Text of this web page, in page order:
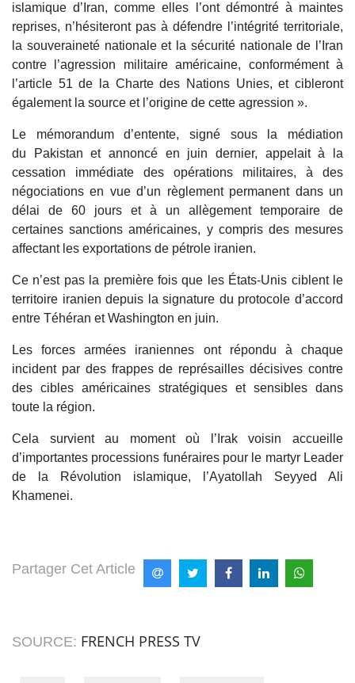
islamique d’Iran, comme elles l’ont démontré à maintes
reprises, n’hésiteront pas à défendre l’intégrité territoriale,
la souveraineté nationale et la sécurité nationale de l’Iran
contre l’agression militaire américaine, conformément à
l’article 51 de la Charte des Nations Unies, et cibleront
également la source et l’origine de cette agression ».
Le mémorandum d’entente, signé sous la médiation
du Pakistan et annoncé en juin dernier, appelait à la
cessation immédiate des opérations militaires, à des
négociations en vue d’un règlement permanent dans un
délai de 60 jours et à un allègement temporaire de
certaines sanctions américaines, y compris des mesures
affectant les exportations de pétrole iranien.
Ce n’est pas la première fois que les États-Unis ciblent le
territoire iranien depuis la signature du protocole d’accord
entre Téhéran et Washington en juin.
Les forces armées iraniennes ont répondu à chaque
incident par des frappes de représailles décisives contre
des cibles américaines stratégiques et sensibles dans
toute la région.
Cela survient au moment où l’Irak voisin accueille
d’importantes processions funéraires pour le martyr Leader
de la Révolution islamique, l’Ayatollah Seyyed Ali
Khamenei.
Partager Cet Article
SOURCE: FRENCH PRESS TV